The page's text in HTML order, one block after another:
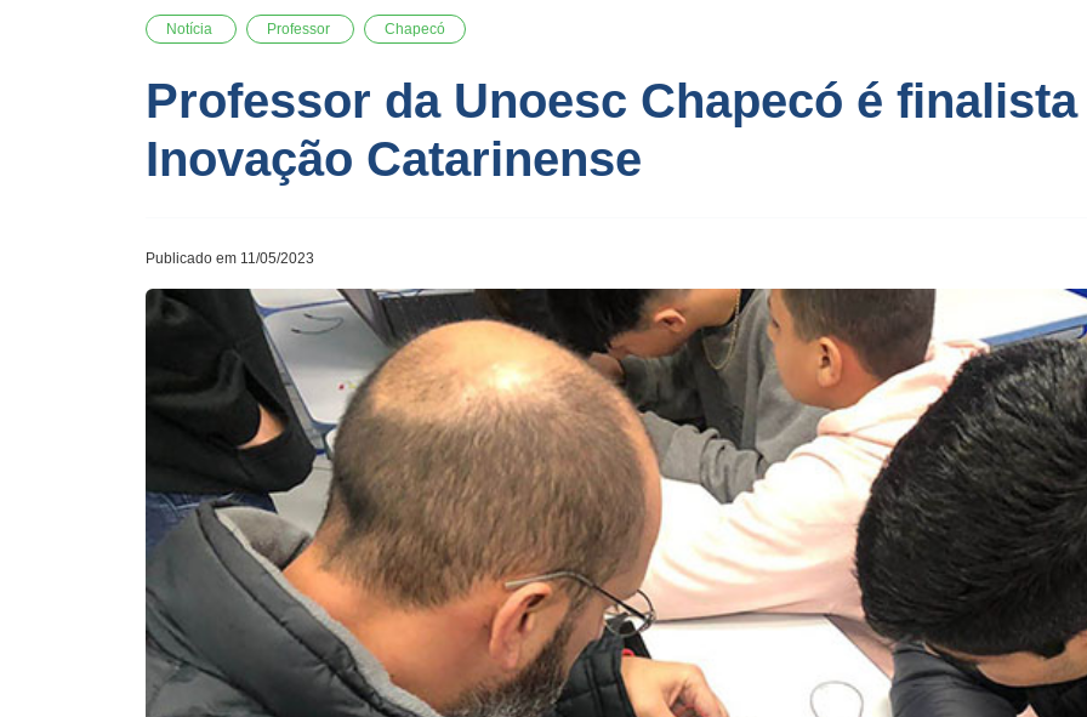
Notícia Professor Chapecó
Professor da Unoesc Chapecó é
Inovação Catarinense
Publicado em 11/05/2023